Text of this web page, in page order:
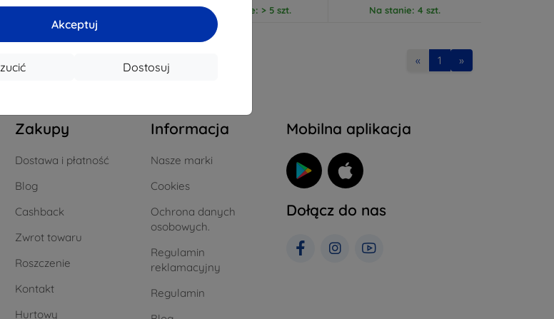
Akceptuj
Dostosuj
Na stanie: > 5 szt. Na stanie: > 5 szt. Na stanie: 4 szt.
« 1 »
Zakupy
Dostawa i płatność
Blog
Cashback
Zwrot towaru
Roszczenie
Kontakt
Hurtowy
Informacja
Nasze marki
Cookies
Ochrona danych
osobowych.
Regulamin
reklamacyjny
Regulamin
Mobilna aplikacja
Dołącz do nas